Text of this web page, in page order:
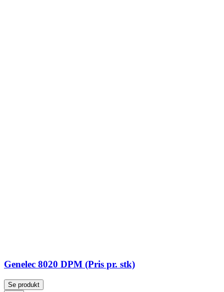
Genelec 8020 DPM (Pris pr. stk)
Se produkt